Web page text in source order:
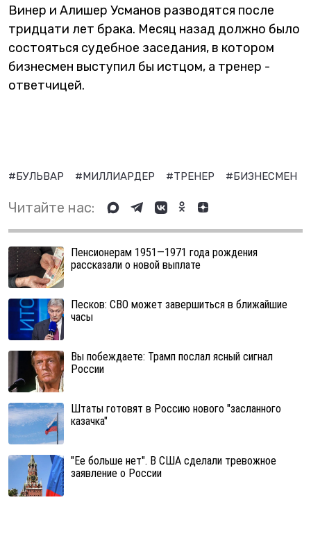
Винер и Алишер Усманов разводятся после
тридцати лет брака. Месяц назад должно было
состояться судебное заседания, в котором
бизнесмен выступил бы истцом, а тренер -
ответчицей.
#БУЛЬВАР #МИЛЛИАРДЕР #ТРЕНЕР #БИЗНЕСМЕН
Читайте нас:
Пенсионерам 1951—1971 года рождения
рассказали о новой выплате
Песков: СВО может завершиться в ближайшие
часы
Вы побеждаете: Трамп послал ясный сигнал
России
Штаты готовят в Россию нового "засланного
казачка"
"Ее больше нет". В США сделали тревожное
заявление о России